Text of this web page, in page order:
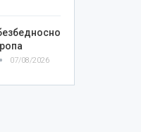
07/08/2026